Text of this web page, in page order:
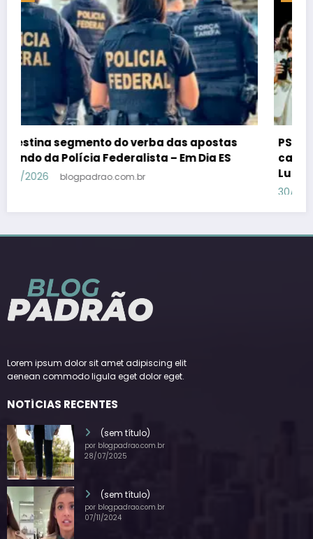
PSB confirma Geraldo Alckmin porquê
candidato a vice-presidente na fórmula com
Lula – Em Dia ES
Lorem ipsum dolor sit amet adipiscing elit
(sem título)
por blogpadrao.com.br
(sem título)
por blogpadrao.com.br